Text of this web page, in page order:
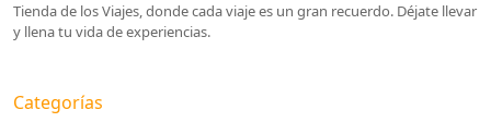
Tienda de los Viajes, donde cada viaje es un gran recuerdo. Déjate llevar
y llena tu vida de experiencias.
Categorías